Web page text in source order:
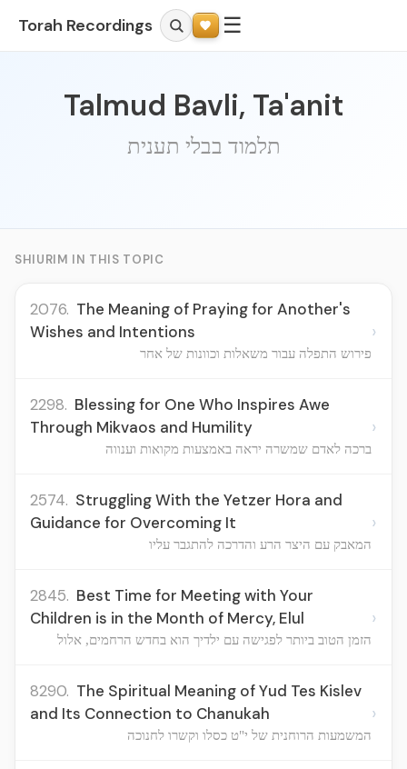
Torah Recordings ☰
Talmud Bavli, Ta'anit
תלמוד בבלי תענית
SHIURIM IN THIS TOPIC
2076. The Meaning of Praying for Another's
Wishes and Intentions
פירוש התפלה עבור משאלות וכוונות של אחר
›
2298. Blessing for One Who Inspires Awe
Through Mikvaos and Humility
ברכה לאדם שמשרה יראה באמצעות מקואות וענווה
›
2574. Struggling With the Yetzer Hora and
Guidance for Overcoming It
המאבק עם היצר הרע והדרכה להתגבר עליו
›
2845. Best Time for Meeting with Your
Children is in the Month of Mercy, Elul
הזמן הטוב ביותר לפגישה עם ילדיך הוא בחדש הרחמים, אלול
›
8290. The Spiritual Meaning of Yud Tes Kislev
and Its Connection to Chanukah
המשמעות הרוחנית של י"ט כסלו וקשרו לחנוכה
›